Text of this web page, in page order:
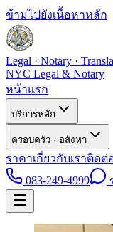
ข้ามไปยังเนื้อหาหลัก
Legal · Notary ·
NYC Legal & Notary
หน้าแรก
บริการหลัก
ครอบครัว · อสังหา
ราคาเกี่ยวกับเราติดต่
083-249-4999